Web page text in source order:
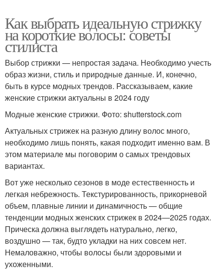
Как выбрать идеальную стрижку
на короткие волосы: советы
стилиста
Выбор стрижки — непростая задача. Необходимо учесть
образ жизни, стиль и природные данные. И, конечно,
быть в курсе модных трендов. Рассказываем, какие
женские стрижки актуальны в 2024 году
Модные женские стрижки. Фото: shutterstock.com
Актуальных стрижек на разную длину волос много,
необходимо лишь понять, какая подходит именно вам. В
этом материале мы поговорим о самых трендовых
вариантах.
Вот уже несколько сезонов в моде естественность и
легкая небрежность. Текстурированность, прикорневой
объем, плавные линии и динамичность — общие
тенденции модных женских стрижек в 2024—2025 годах.
Прическа должна выглядеть натурально, легко,
воздушно — так, будто укладки на них совсем нет.
Немаловажно, чтобы волосы были здоровыми и
ухоженными.